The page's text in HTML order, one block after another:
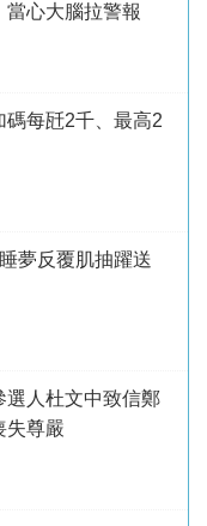
心大腦拉警報
每瓩2千、最高2
夢反覆肌抽躍送
人杜文中致信鄭
失尊嚴